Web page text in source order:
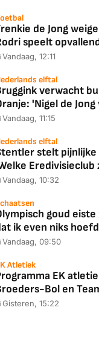
deal
de Jong
speelt
Vandaag, 12:11
elftal
verwacht
'Nigel de
Vandaag, 11:15
elftal
stelt pijnlijke
Eredivisieclub
Vandaag, 10:32
goud
ik even niks
Vandaag, 09:50
Atletiek
EK
Bol en
Gisteren, 15:22